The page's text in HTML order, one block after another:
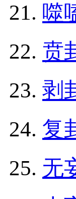
噬
贲
剥
复
无